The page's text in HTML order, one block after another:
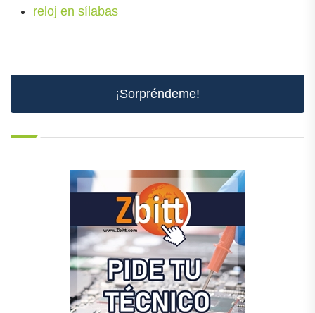
reloj en sílabas
¡Sorpréndeme!